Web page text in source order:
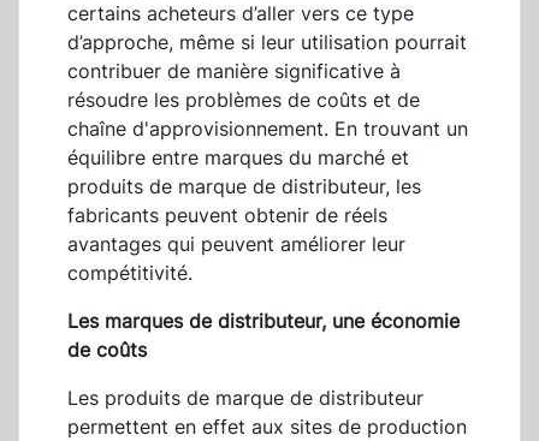
certains acheteurs d’aller vers ce type
d’approche, même si leur utilisation pourrait
contribuer de manière significative à
résoudre les problèmes de coûts et de
chaîne d'approvisionnement. En trouvant un
équilibre entre marques du marché et
produits de marque de distributeur, les
fabricants peuvent obtenir de réels
avantages qui peuvent améliorer leur
compétitivité.
Les marques de distributeur, une économie
de coûts
Les produits de marque de distributeur
permettent en effet aux sites de production